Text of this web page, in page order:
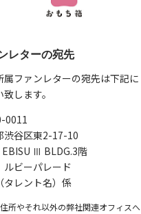
レターの宛先
属ファンレターの宛先は下記に
します。
0011
渋谷区東2-17-10
EBISU Ⅲ BLDG.3階
ルビーパレード
タレント名）係
所やそれ以外の弊社関連オフィスへ